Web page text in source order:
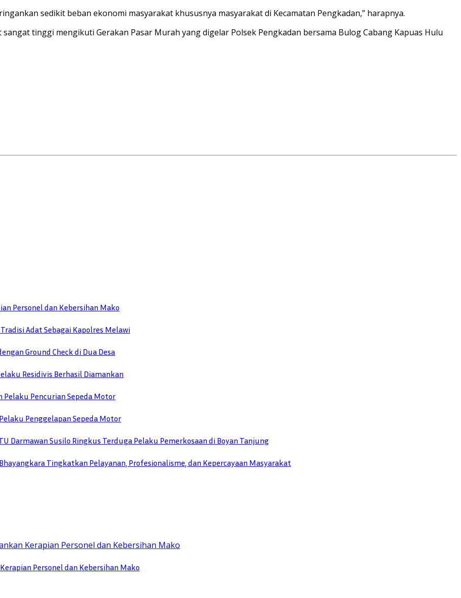
sedikit beban ekonomi masyarakat khususnya masyarakat di Kecamatan Pengkadan,” harapnya.
tinggi mengikuti Gerakan Pasar Murah yang digelar Polsek Pengkadan bersama Bulog Cabang Kapuas Hulu
Personel dan Kebersihan Mako
Adat Sebagai Kapolres Melawi
Ground Check di Dua Desa
Residivis Berhasil Diamankan
Pelaku Pencurian Sepeda Motor
Penggelapan Sepeda Motor
Darmawan Susilo Ringkus Terduga Pelaku Pemerkosaan di Boyan Tanjung
Tingkatkan Pelayanan, Profesionalisme, dan Kepercayaan Masyarakat
Personel dan Kebersihan Mako